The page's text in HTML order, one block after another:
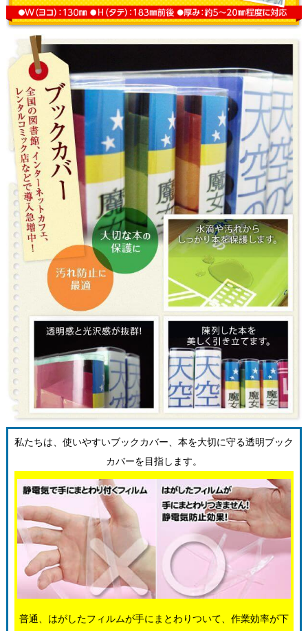
私たちは、使いやすいブックカバー、本を大切に守る透明ブック
カバーを目指します。
普通、はがしたフィルムが手にまとわりついて、作業効率が下